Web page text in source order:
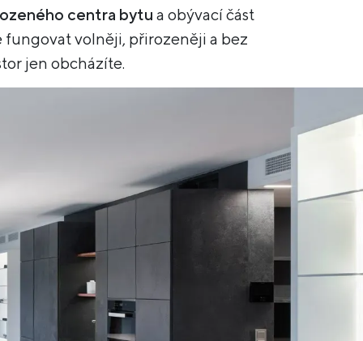
centra bytu a obývací část
fungovat volněji, přirozeněji a bez
jen obcházíte.